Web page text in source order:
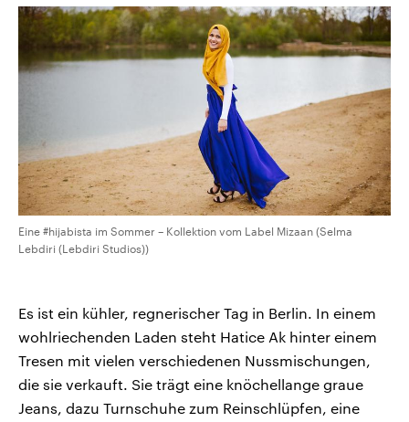
Eine #hijabista im Sommer – Kollektion vom Label Mizaan (Selma
Lebdiri (Lebdiri Studios))
Es ist ein kühler, regnerischer Tag in Berlin. In einem
wohlriechenden Laden steht Hatice Ak hinter einem
Tresen mit vielen verschiedenen Nussmischungen,
die sie verkauft. Sie trägt eine knöchellange graue
Jeans, dazu Turnschuhe zum Reinschlüpfen, eine